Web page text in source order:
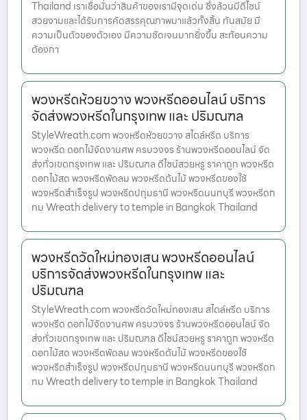
Thailand เราเชื่อมั่นว่าสินค้าของเรามีจุดเด่น ซึ่งล้วนมีดีไซน์
สวยงามและได้รับการคัดสรรคุณภาพมาแล้วทั้งสิ้น ทันสมัย มี
ความเป็นตัวของตัวเอง มีความชัดเจนมากยิ่งขึ้น สะท้อนความ
ต้องกา
พวงหรีดห้วยขวาง พวงหรีดออนไลน์ บริการ
จัดส่งพวงหรีดในกรุงเทพ และ ปริมณฑล
StyleWreath.com พวงหรีดห้วยขวาง สไตล์หรีด บริการ
พวงหรีด ดอกไม้จัดงานศพ ครบวงจร ร้านพวงหรีดออนไลน์ จัด
ส่งทั่วเขตกรุงเทพ และ ปริมณฑล ดีไซน์สวยหรู ราคาถูก พวงหรีด
ดอกไม้สด พวงหรีดพัดลม พวงหรีดต้นไม้ พวงหรีดของใช้
พวงหรีดสำเร็จรูป พวงหรีดปทุมธานี พวงหรีดนนทบุรี พวงหรีดก
ทม Wreath delivery to temple in Bangkok Thailand
พวงหรีดวัดใหม่ทองเสน พวงหรีดออนไลน์
บริการจัดส่งพวงหรีดในกรุงเทพ และ
ปริมณฑล
StyleWreath.com พวงหรีดวัดใหม่ทองเสน สไตล์หรีด บริการ
พวงหรีด ดอกไม้จัดงานศพ ครบวงจร ร้านพวงหรีดออนไลน์ จัด
ส่งทั่วเขตกรุงเทพ และ ปริมณฑล ดีไซน์สวยหรู ราคาถูก พวงหรีด
ดอกไม้สด พวงหรีดพัดลม พวงหรีดต้นไม้ พวงหรีดของใช้
พวงหรีดสำเร็จรูป พวงหรีดปทุมธานี พวงหรีดนนทบุรี พวงหรีดก
ทม Wreath delivery to temple in Bangkok Thailand